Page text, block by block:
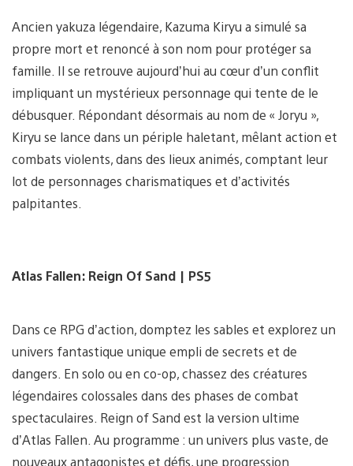
Ancien yakuza légendaire, Kazuma Kiryu a simulé sa
propre mort et renoncé à son nom pour protéger sa
famille. Il se retrouve aujourd’hui au cœur d’un conflit
impliquant un mystérieux personnage qui tente de le
débusquer. Répondant désormais au nom de « Joryu »,
Kiryu se lance dans un périple haletant, mêlant action et
combats violents, dans des lieux animés, comptant leur
lot de personnages charismatiques et d’activités
palpitantes.
Atlas Fallen: Reign Of Sand | PS5
Dans ce RPG d’action, domptez les sables et explorez un
univers fantastique unique empli de secrets et de
dangers. En solo ou en co-op, chassez des créatures
légendaires colossales dans des phases de combat
spectaculaires. Reign of Sand est la version ultime
d’Atlas Fallen. Au programme : un univers plus vaste, de
nouveaux antagonistes et défis, une progression